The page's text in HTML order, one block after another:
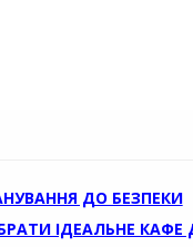
ДО БЕЗПЕКИ
ІДЕАЛЬНЕ КАФЕ